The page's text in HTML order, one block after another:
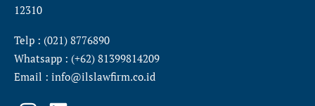
12310
Telp : (021) 8776890
Whatsapp : (+62) 81399814209
Email : info@ilslawfirm.co.id